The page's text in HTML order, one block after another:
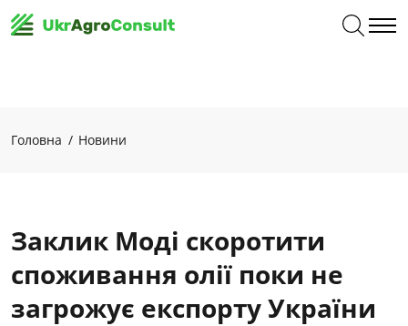
Головна Новини
Заклик Моді скоротити
споживання олії поки не
загрожує експорту України